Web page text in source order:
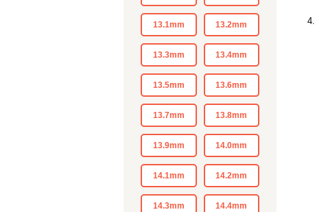
13.1mm 13.2mm
13.3mm 13.4mm
13.5mm 13.6mm
13.7mm 13.8mm
13.9mm 14.0mm
14.1mm 14.2mm
14.3mm 14.4mm